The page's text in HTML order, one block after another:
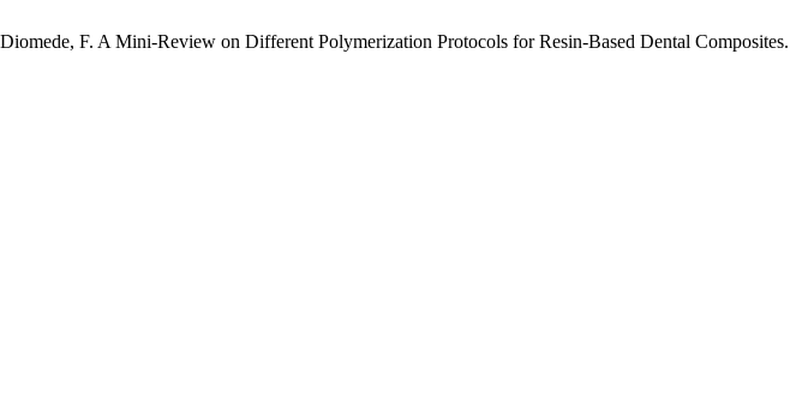
F. A Mini-Review on Different Polymerization Protocols for Resin-Based Dental Composites.